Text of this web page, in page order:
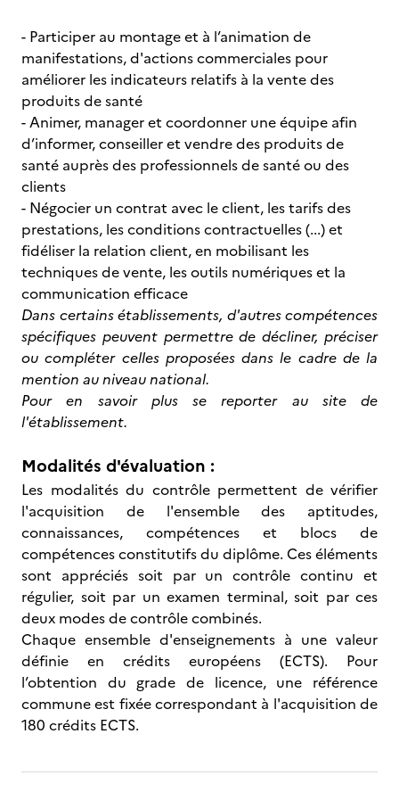
- Participer au montage et à l’animation de
manifestations, d'actions commerciales pour
améliorer les indicateurs relatifs à la vente des
produits de santé
- Animer, manager et coordonner une équipe afin
d’informer, conseiller et vendre des produits de
santé auprès des professionnels de santé ou des
clients
- Négocier un contrat avec le client, les tarifs des
prestations, les conditions contractuelles (...) et
fidéliser la relation client, en mobilisant les
techniques de vente, les outils numériques et la
communication efficace
Dans certains établissements, d'autres compétences
spécifiques peuvent permettre de décliner, préciser
ou compléter celles proposées dans le cadre de la
mention au niveau national.
Pour en savoir plus se reporter au site de
l'établissement.
Modalités d'évaluation :
Les modalités du contrôle permettent de vérifier
l'acquisition de l'ensemble des aptitudes,
connaissances, compétences et blocs de
compétences constitutifs du diplôme. Ces éléments
sont appréciés soit par un contrôle continu et
régulier, soit par un examen terminal, soit par ces
deux modes de contrôle combinés.
Chaque ensemble d'enseignements à une valeur
définie en crédits européens (ECTS). Pour
l’obtention du grade de licence, une référence
commune est fixée correspondant à l'acquisition de
180 crédits ECTS.